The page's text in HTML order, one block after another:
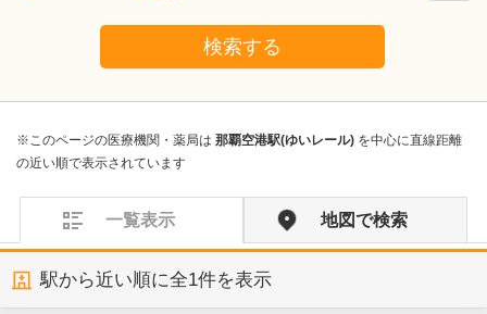
検索する
※このページの医療機関・薬局は 那覇空港駅(ゆいレール) を中心に直線距離
の近い順で表示されています
一覧表示 地図で検索
駅から近い順に全1件を表示